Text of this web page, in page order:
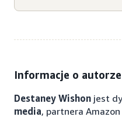
Informacje o autorze
Destaney Wishon jest
media, partnera